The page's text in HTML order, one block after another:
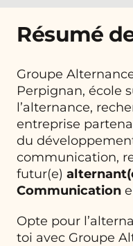
Résumé
Groupe
Perpignan, école
l’alternance,
entreprise
du
communication,
futur(e)
Communication
Opte pour
toi avec Groupe